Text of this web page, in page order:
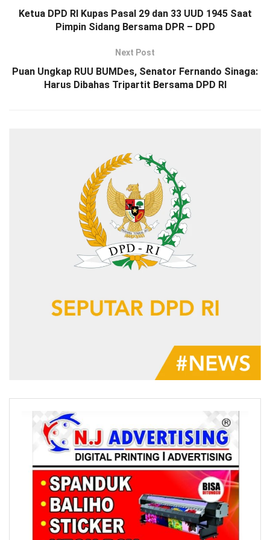
Ketua DPD RI Kupas Pasal 29 dan 33 UUD 1945 Saat
Pimpin Sidang Bersama DPR – DPD
Next Post
Puan Ungkap RUU BUMDes, Senator Fernando Sinaga:
Harus Dibahas Tripartit Bersama DPD RI